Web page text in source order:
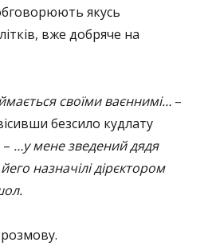
якусь
вже добряче на
своїми ваєннимі… –
безсило кудлату
…у мене зведений дядя
назначілі дірєктором